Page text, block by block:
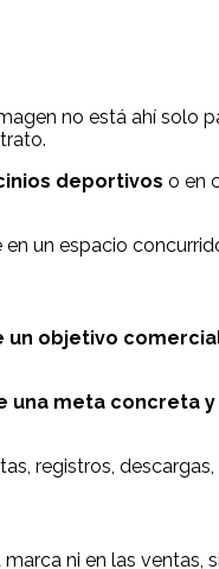
no está ahí solo
deportivos o en
un espacio
un objetivo
una meta concreta
registros,
ni en las